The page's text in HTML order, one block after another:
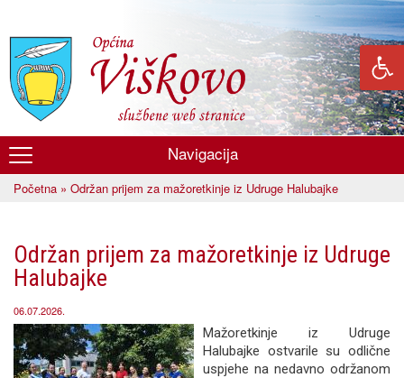
glavni
sadržaj
Općina
Viškovo
Navigacija
Početna » Održan prijem za mažoretkinje iz Udruge Halubajke
Održan prijem za mažoretkinje iz Udruge
Halubajke
06.07.2026.
Mažoretkinje iz Udruge
Halubajke ostvarile su odlične
uspjehe na nedavno održanom